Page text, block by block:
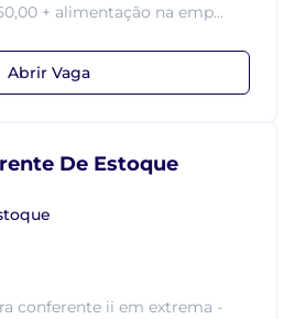
+ alimentação na emp...
Abrir Vaga
De Estoque
conferente ii em extrema -